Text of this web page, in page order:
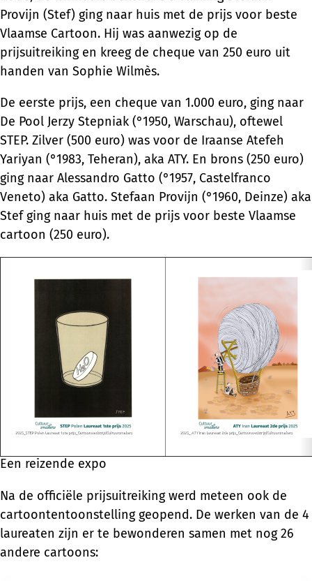
Provijn (Stef) ging naar huis met de prijs voor beste
Vlaamse Cartoon. Hij was aanwezig op de
prijsuitreiking en kreeg de cheque van 250 euro uit
handen van Sophie Wilmès.
De eerste prijs, een cheque van 1.000 euro, ging naar
De Pool Jerzy Stepniak (°1950, Warschau), oftewel
STEP. Zilver (500 euro) was voor de Iraanse Atefeh
Yariyan (°1983, Teheran), aka ATY. En brons (250 euro)
ging naar Alessandro Gatto (°1957, Castelfranco
Veneto) aka Gatto. Stefaan Provijn (°1960, Deinze) aka
Stef ging naar huis met de prijs voor beste Vlaamse
cartoon (250 euro).
Een reizende expo
Na de officiële prijsuitreiking werd meteen ook de
cartoontentoonstelling geopend. De werken van de 4
laureaten zijn er te bewonderen samen met nog 26
andere cartoons: